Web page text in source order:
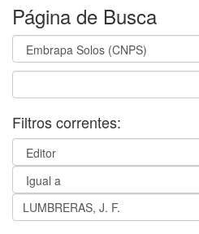
Página de Busca
Filtros correntes: